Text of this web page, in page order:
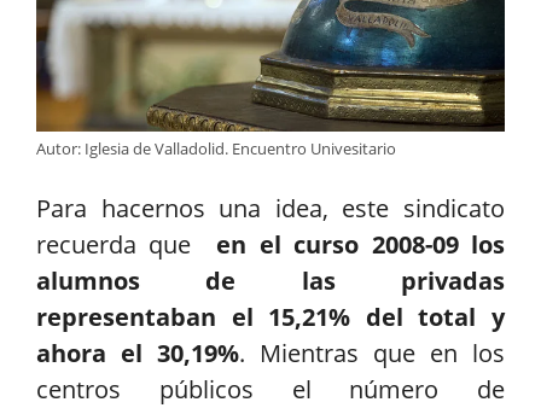
Autor: Iglesia de Valladolid. Encuentro Univesitario
Para hacernos una idea, este sindicato
recuerda que en el curso 2008-09 los
alumnos de las privadas
representaban el 15,21% del total y
ahora el 30,19%. Mientras que en los
centros públicos el número de